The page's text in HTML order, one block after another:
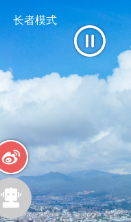
长者模式